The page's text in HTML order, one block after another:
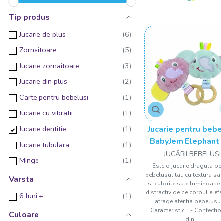
Tip produs
Jucarie de plus
Zornaitoare
Jucarie zornaitoare
Jucarie din plus
Carte pentru bebelusi
Jucarie cu vibratii
Jucarie dentitie
Jucarie tubulara
Minge
Varsta
6 luni +
Culoare
Jucarie pentru
BabyJem Elephant
JUCĂRII BEBELUȘI
Este o jucarie draguta
bebelusul tau cu textura
si culorile sale
distractiv de pe corpul
atrage atentia
Caracteristici : -
din...